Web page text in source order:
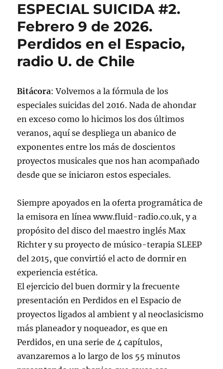
9
febrero
de
2026.
Especial
ESPECIAL SUICIDA #2.
Febrero 9 de 2026.
Perdidos en el Espacio,
radio U. de Chile
Bitácora: Volvemos a la fórmula de los
especiales suicidas del 2016. Nada de ahondar
en exceso como lo hicimos los dos últimos
veranos, aquí se despliega un abanico de
exponentes entre los más de doscientos
proyectos musicales que nos han acompañado
desde que se iniciaron estos especiales.
Siempre apoyados en la oferta programática de
la emisora en línea www.fluid-radio.co.uk, y a
propósito del disco del maestro inglés Max
Richter y su proyecto de músico-terapia SLEEP
del 2015, que convirtió el acto de dormir en
experiencia estética.
El ejercicio del buen dormir y la frecuente
presentación en Perdidos en el Espacio de
proyectos ligados al ambient y al neoclasicismo
más planeador y noqueador, es que en
Perdidos, en una serie de 4 capítulos,
avanzaremos a lo largo de los 55 minutos